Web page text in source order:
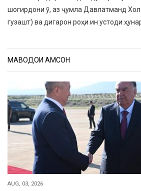
шогирдони ӯ, аз ҷумла Давлатманд
гузашт) ва дигарон роҳи ин устоди
МАВОДҲОИ ҲАМСОН
AUG, 03, 2026